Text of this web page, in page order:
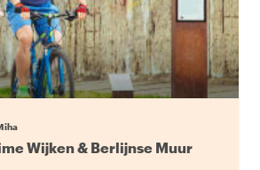
Wijken & Berlijnse Muur